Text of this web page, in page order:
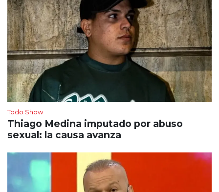
Todo Show
Thiago Medina imputado por abuso
sexual: la causa avanza